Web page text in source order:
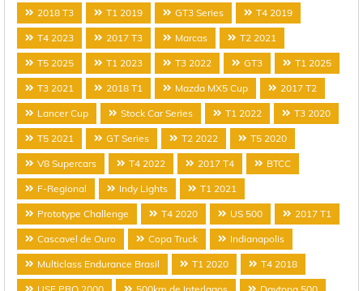
2018 T3 T1 2019 GT3 Series T4 2019
T4 2023 2017 T3 Marcas T2 2021
T5 2025 T1 2023 T3 2022 GT3 T1 2025
T3 2021 2018 T1 Mazda MX5 Cup 2017 T2
Lancer Cup Stock Car Series T1 2022 T3 2020
T5 2021 GT Series T2 2022 T5 2020
V8 Supercars T4 2022 2017 T4 BTCC
F-Regional Indy Lights T1 2021
Prototype Challenge T4 2020 US 500 2017 T1
Cascavel de Ouro Copa Truck Indianapolis
Multiclass Endurance Brasil T1 2020 T4 2018